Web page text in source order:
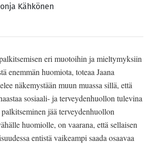
Kähkönen
eri muotoihin ja mieltymyksiin
enemmän huomiota, toteaa Jaana
näkemystään muun muassa sillä, että
sosiaali- ja terveydenhuollon tulevina
jää terveydenhuollon
huomiolle, on vaarana, että sellaisen
entistä vaikeampi saada osaavaa